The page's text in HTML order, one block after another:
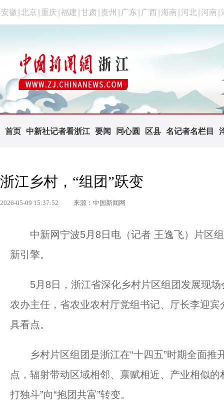
安徽 北京 重庆 福建 甘肃 贵州 广东 广西 海南 河北 河南
首页 中新社记者看浙江 要闻 同心圆 区县 名记者名栏目
浙江乡村，“组团”跃变
2026-05-09 15:37:52 来源：中国新闻网
中新网宁波5月8日电（记者 王逸飞）片区组
新引擎。
5月8日，浙江省深化乡村片区组团发展现场
农办主任，省农业农村厅党组书记、厅长李迎宾
具看点。
乡村片区组团是浙江在“十四五”时期全面推
点，辐射带动区域相邻、禀赋相近、产业相似
打独斗”向“抱团共富”转变。